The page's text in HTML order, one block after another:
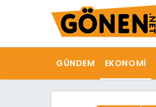
GÜNDEM EKONOMI